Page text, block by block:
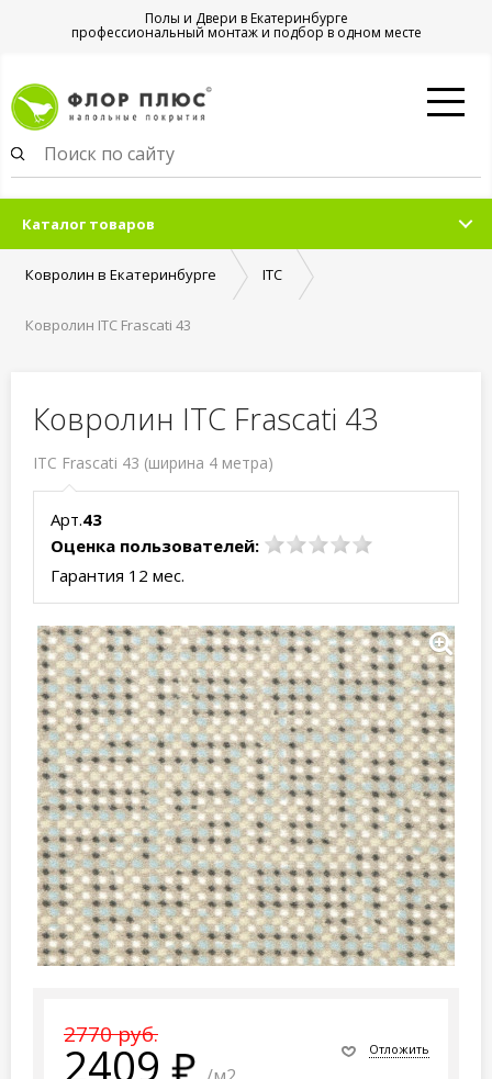
Полы и Двери в Екатеринбурге
профессиональный монтаж и подбор в одном месте
Каталог товаров
Ковролин в Екатеринбурге ITC
Ковролин ITC Frascati 43
Ковролин ITC Frascati 43
ITC Frascati 43 (ширина 4 метра)
Арт.43
Оценка пользователей:
Гарантия 12 мес.
2770 руб.
2409 Отложить